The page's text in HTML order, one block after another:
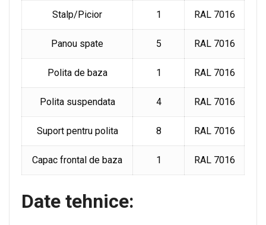
Stalp/Picior 1 RAL 7016
Panou spate 5 RAL 7016
Polita de baza 1 RAL 7016
Polita suspendata 4 RAL 7016
Suport pentru polita 8 RAL 7016
Capac frontal de baza 1 RAL 7016
Date tehnice: